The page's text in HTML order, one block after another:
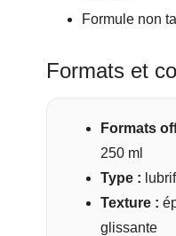
Formule non
Formats et
Formats
250 ml
Type :
Texture :
glissante